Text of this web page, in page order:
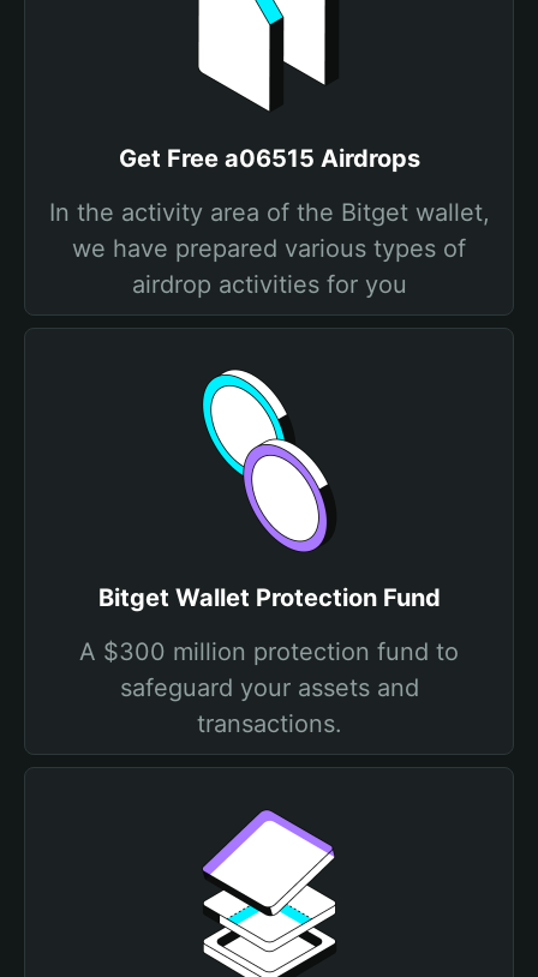
Get Free a06515 Airdrops
In the activity area of the Bitget wallet,
we have prepared various types of
airdrop activities for you
Bitget Wallet Protection Fund
A $300 million protection fund to
safeguard your assets and
transactions.